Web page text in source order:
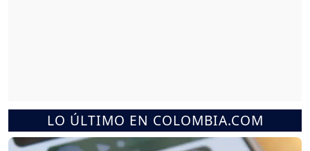
LO ÚLTIMO EN COLOMBIA.COM